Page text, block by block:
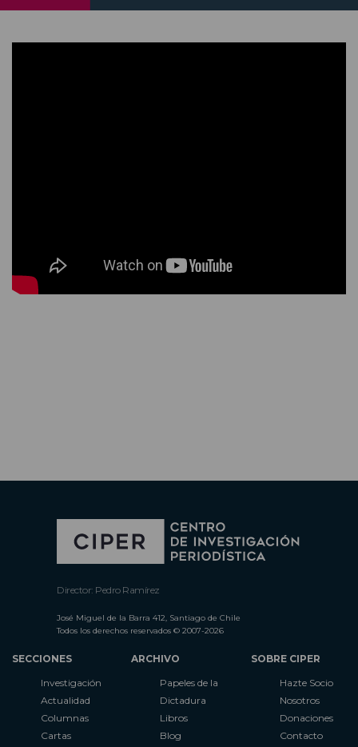
Director: Pedro Ramírez
José Miguel de la Barra 412, Santiago de Chile
Todos los derechos reservados © 2007-2026
SECCIONES
Investigación
Actualidad
Columnas
Cartas
ARCHIVO
Papeles de la
Dictadura
Libros
Blog
SOBRE CIPER
Hazte Socio
Nosotros
Donaciones
Contacto